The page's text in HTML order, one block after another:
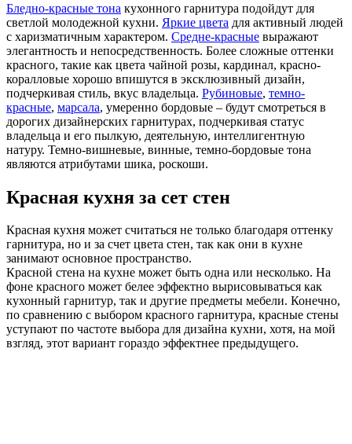
Бледно-красные тона кухонного гарнитура подойдут для
светлой молодежной кухни. Яркие цвета для активный людей
с харизматичным характером. Средне-красные выражают
элегантность и непосредственность. Более сложные оттенки
красного, такие как цвета чайной розы, кардинал, красно-
коралловые хорошо впишутся в эксклюзивный дизайн,
подчеркивая стиль, вкус владельца. Рубиновые, темно-
красные, марсала, умеренно бордовые – будут смотреться в
дорогих дизайнерских гарнитурах, подчеркивая статус
владельца и его пылкую, деятельную, интеллигентную
натуру. Темно-вишневые, винные, темно-бордовые тона
являются атрибутами шика, роскоши.
Красная кухня за сет стен
Красная кухня может считаться не только благодаря оттенку
гарнитура, но и за счет цвета стен, так как они в кухне
занимают основное пространство.
Красной стена на кухне может быть одна или несколько. На
фоне красного может белее эффектно вырисовываться как
кухонный гарнитур, так и другие предметы мебели. Конечно,
по сравнению с выбором красного гарнитура, красные стены
уступают по частоте выбора для дизайна кухни, хотя, на мой
взгляд, этот вариант гораздо эффектнее предыдущего.